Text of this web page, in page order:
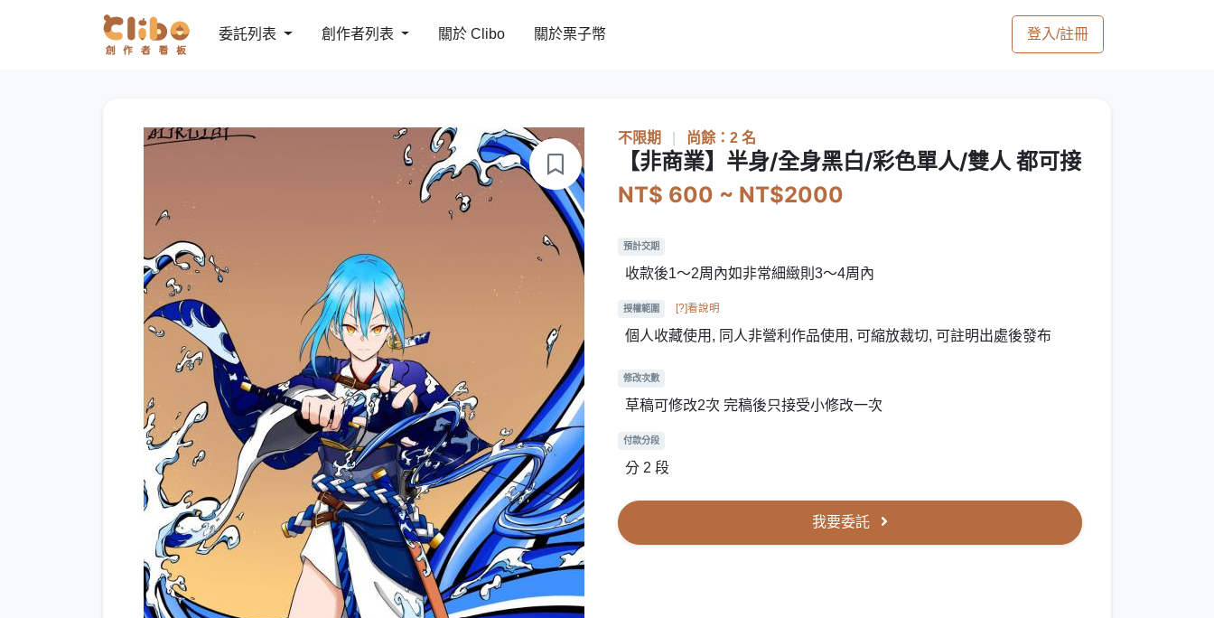
委託列表 創作者列表 關於 Clibo 關於栗子幣 登入/註冊
不限期 尚餘：2 名
【非商業】半身/全身黑白/彩色單人/雙人 都可接
NT$ 600 ~ NT$2000
預計交期
收款後1～2周內如非常細緻則3～4周內
授權範圍 [?]看說明
個人收藏使用, 同人非營利作品使用, 可縮放裁切, 可註明出處後發布
修改次數
草稿可修改2次 完稿後只接受小修改一次
付款分段
分 2 段
我要委託